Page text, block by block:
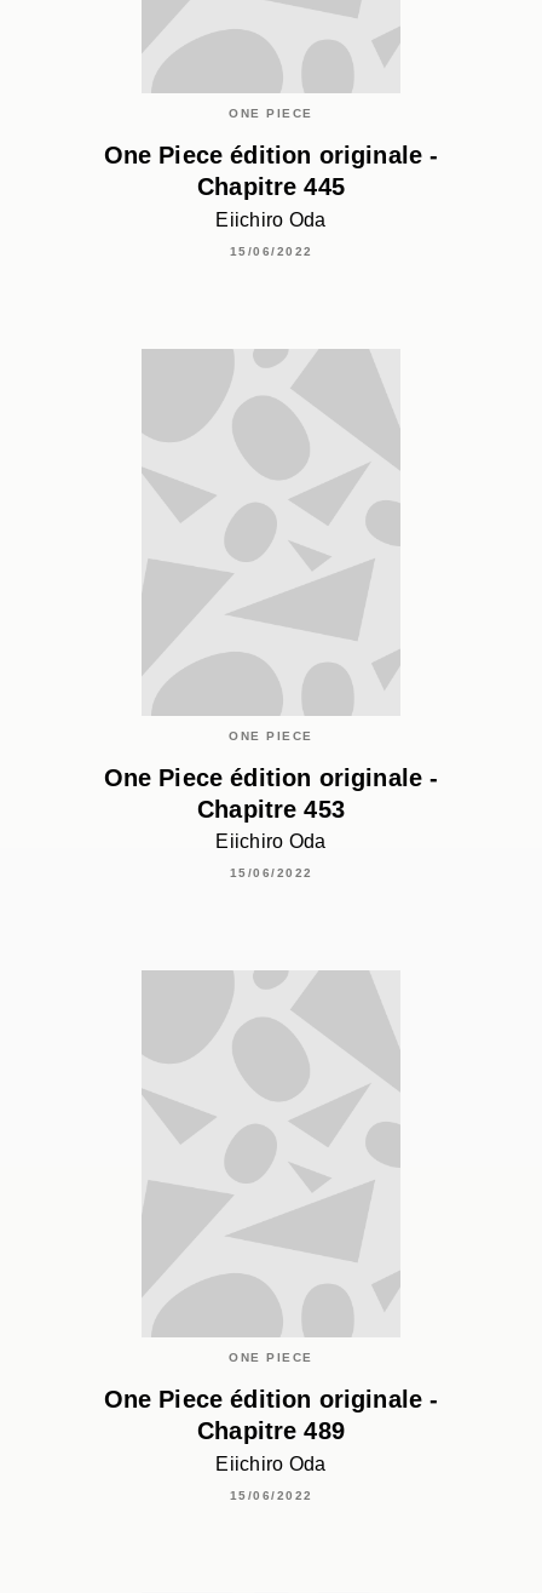
ONE PIECE
One Piece édition originale -
Chapitre 445
Eiichiro Oda
15/06/2022
ONE PIECE
One Piece édition originale -
Chapitre 453
Eiichiro Oda
15/06/2022
ONE PIECE
One Piece édition originale -
Chapitre 489
Eiichiro Oda
15/06/2022